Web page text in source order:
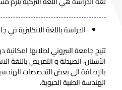
الدراسة باللغة الانكليزية في
تتيح جامعة البيروني لطلابها
الأسنان، الصيدلة و التمريض باللغة
بالإضافة الى بعض التخصصات
الهندسة الطبية الحيوية.